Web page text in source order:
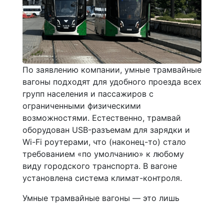
По заявлению компании, умные трамвайные
вагоны подходят для удобного проезда всех
групп населения и пассажиров с
ограниченными физическими
возможностями. Естественно, трамвай
оборудован USB-разъемам для зарядки и
Wi-Fi роутерами, что (наконец-то) стало
требованием «по умолчанию» к любому
виду городского транспорта. В вагоне
установлена система климат-контроля.
Умные трамвайные вагоны — это лишь